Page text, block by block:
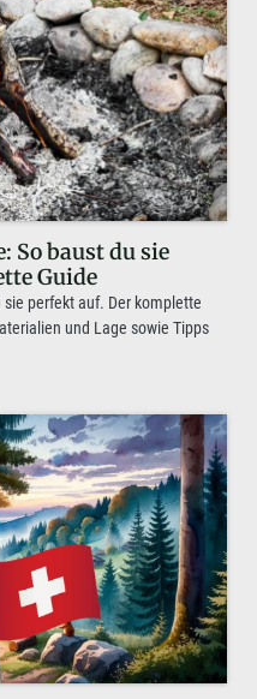
So baust du sie
Guide
perfekt auf. Der komplette
und Lage sowie Tipps